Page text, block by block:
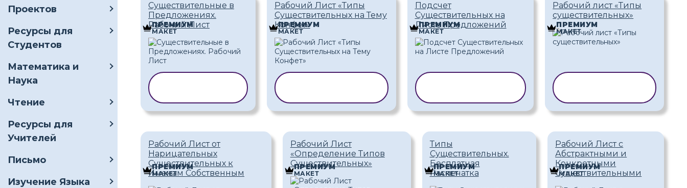
Проектов
Ресурсы для
Студентов
Математика и
Наука
Чтение
Ресурсы для
Учителей
Письмо
Изучение Языка
Существительные в
Предложениях.
Рабочий Лист
ПРЕМИУМ
МАКЕТ
Рабочий Лист «Типы
Существительных на Тему
Конфет»
ПРЕМИУМ
МАКЕТ
Подсчет
Существительных на
Листе Предложений
ПРЕМИУМ
МАКЕТ
Рабочий лист «Типы
существительных»
ПРЕМИУМ
МАКЕТ
Рабочий Лист от
Нарицательных
Существительных к
Именам Собственным
ПРЕМИУМ
МАКЕТ
Рабочий Лист
«Определение Типов
Существительных»
ПРЕМИУМ
МАКЕТ
Типы
Существительных.
Бесплатная
Распечатка
ПРЕМИУМ
МАКЕТ
Рабочий Лист с
Абстрактными и
Конкретными
Существительными
ПРЕМИУМ
МАКЕТ